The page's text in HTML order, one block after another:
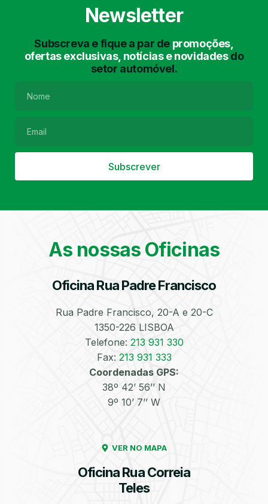
Newsletter
Subscreva e fique a par de promoções,
ofertas exclusivas, notícias e novidadesdo
setor automóvel.
Subscrever
As nossas Oficinas
Oficina Rua Padre Francisco
Rua Padre Francisco, 20-A e 20-C
1350-226 LISBOA
Telefone: 213 931 330
Fax: 213 931 333
Coordenadas GPS:
38º 42’ 56’’ N
9º 10’ 7’’ W
VER NO MAPA
Oficina Rua Correia
Teles
Lavagem de Chassis Matrículas
Filtro de Partículas Óleos
Bate-Chapas
Higienização e
Automóvel
Enchimento de
Azoto/Nitrogénio
Pneus e Jantes